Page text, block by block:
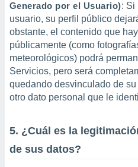
Generado por el Usuario): Si
usuario, su perfil público
obstante, el contenido que
públicamente (como
meteorológicos) podrá
Servicios, pero será
quedando desvinculado de
otro dato personal que le
5. ¿Cuál es la
de sus datos?